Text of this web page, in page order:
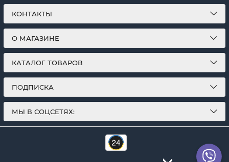
КОНТАКТЫ
О МАГАЗИНЕ
КАТАЛОГ ТОВАРОВ
ПОДПИСКА
МЫ В СОЦСЕТЯХ: